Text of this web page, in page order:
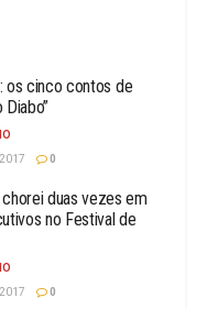
os cinco contos de
0
duas vezes em
no Festival de
0